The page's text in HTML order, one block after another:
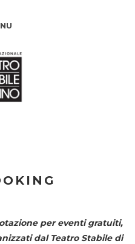
per eventi gratuiti,
dal Teatro Stabile di